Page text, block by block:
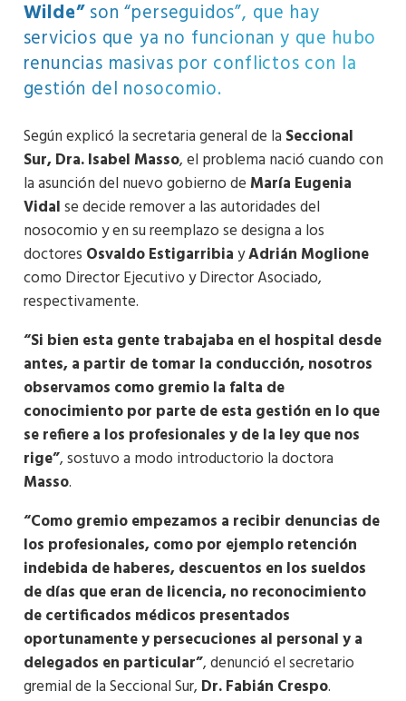
Wilde”son “perseguidos”, que hay
servicios que ya no funcionan y que hubo
renuncias masivas por conflictos con la
gestión del nosocomio.
Según explicó la secretaria general de la Seccional
Sur, Dra. Isabel Masso, el problema nació cuando con
la asunción del nuevo gobierno de María Eugenia
Vidalse decide remover a las autoridades del
nosocomio y en su reemplazo se designa a los
doctores Osvaldo EstigarribiayAdrián Moglione
como Director Ejecutivo y Director Asociado,
respectivamente.
“Si bien esta gente trabajaba en el hospital desde
antes, a partir de tomar la conducción, nosotros
observamos como gremio la falta de
conocimiento por parte de esta gestión en lo que
se refiere a los profesionales y de la ley que nos
rige”, sostuvo a modo introductorio la doctora
Masso.
“Como gremio empezamos a recibir denuncias de
los profesionales, como por ejemplo retención
indebida de haberes, descuentos en los sueldos
de días que eran de licencia, no reconocimiento
de certificados médicos presentados
oportunamente y persecuciones al personal y a
delegados en particular”, denunció el secretario
gremial de la Seccional Sur, Dr. Fabián Crespo.